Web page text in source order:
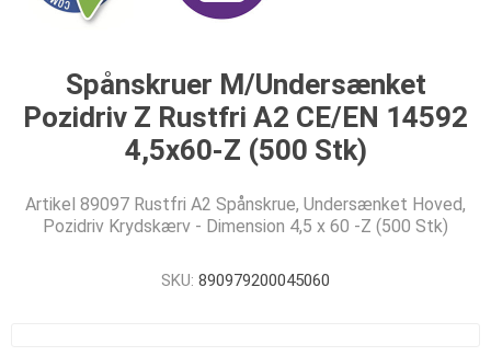
Spånskruer M/Undersænket
Pozidriv Z Rustfri A2 CE/EN 14592
4,5x60-Z (500 Stk)
Artikel 89097 Rustfri A2 Spånskrue, Undersænket Hoved,
Pozidriv Krydskærv - Dimension 4,5 x 60 -Z (500 Stk)
SKU: 890979200045060